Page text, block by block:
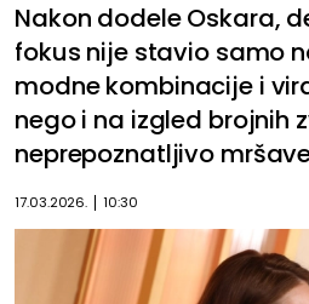
Nakon dodele Oskara,
fokus nije stavio samo
modne kombinacije i
nego i na izgled brojnih
neprepoznatljivo
17.03.2026. 10:30